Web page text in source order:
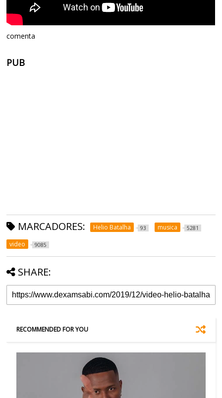
comenta
PUB
MARCADORES: Helio Batalha 93 musica 5281
video 9085
SHARE:
RECOMMENDED FOR YOU